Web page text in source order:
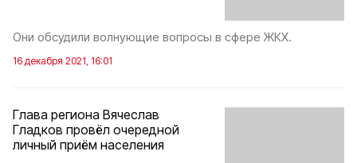
Они обсудили волнующие вопросы в сфере ЖКХ.
16 декабря 2021, 16:01
Глава региона Вячеслав
Гладков провёл очередной
личный приём населения